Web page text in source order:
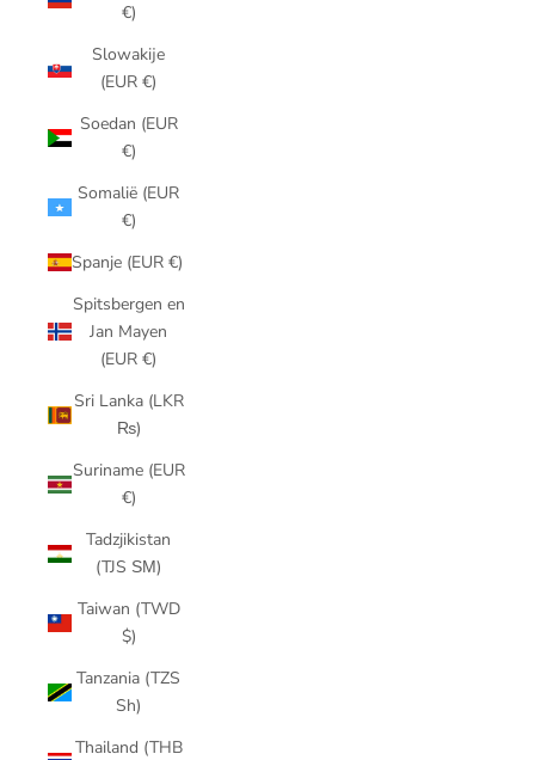
€)
Slowakije
(EUR €)
Soedan (EUR
€)
Somalië (EUR
€)
Spanje (EUR €)
Spitsbergen en
Jan Mayen
(EUR €)
Sri Lanka (LKR
₨)
Suriname (EUR
€)
Tadzjikistan
(TJS ЅМ)
Taiwan (TWD
$)
Tanzania (TZS
Sh)
Thailand (THB